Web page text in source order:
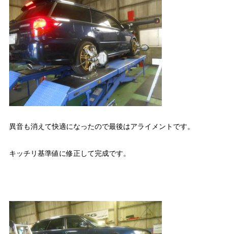
異音も消えて快適になったので最後はアライメントです。
キッチリ基準値に修正して完成です。